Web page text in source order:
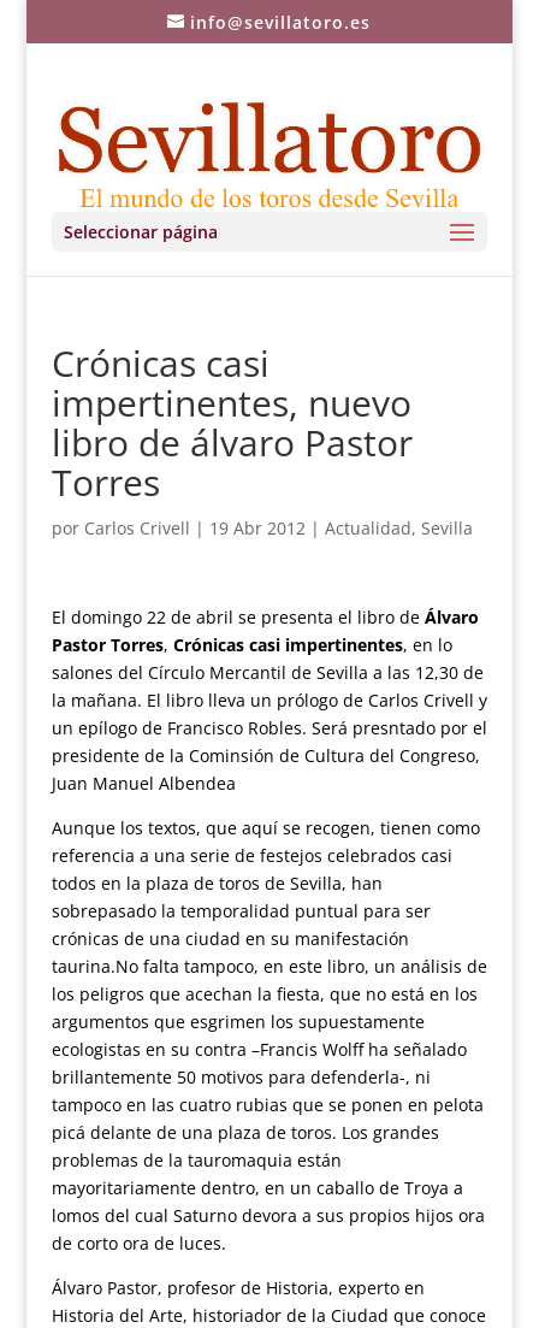
info@sevillatoro.es
Seleccionar página
Crónicas casi
impertinentes, nuevo
libro de álvaro Pastor
Torres
por Carlos Crivell | 19 Abr 2012| Actualidad, Sevilla
El domingo 22 de abril se presenta el libro deÁlvaro
Pastor Torres, Crónicas casi impertinentes, en lo
salones del Círculo Mercantil de Sevilla a las 12,30 de
la mañana. El libro lleva un prólogo de Carlos Crivell y
un epílogo de Francisco Robles. Será presntado por el
presidente de la Cominsión de Cultura del Congreso,
Juan Manuel Albendea
Aunque los textos, que aquí se recogen, tienen como
referencia a una serie de festejos celebrados casi
todos en la plaza de toros de Sevilla, han
sobrepasado la temporalidad puntual para ser
crónicas de una ciudad en su manifestación
taurina.No falta tampoco, en este libro, un análisis de
los peligros que acechan la fiesta, que no está en los
argumentos que esgrimen los supuestamente
ecologistas en su contra –Francis Wolff ha señalado
brillantemente 50 motivos para defenderla-, ni
tampoco en las cuatro rubias que se ponen en pelota
picá delante de una plaza de toros. Los grandes
problemas de la tauromaquia están
mayoritariamente dentro, en un caballo de Troya a
lomos del cual Saturno devora a sus propios hijos ora
de corto ora de luces.
Álvaro Pastor, profesor de Historia, experto en
Historia del Arte, historiador de la Ciudad que conoce